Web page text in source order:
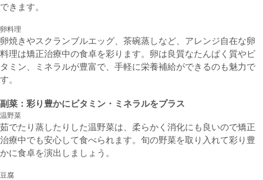
できます。
卵料理
卵焼きやスクランブルエッグ、茶碗蒸しなど、アレンジ自在な卵
料理は矯正治療中の食卓を彩ります。卵は良質なたんぱく質やビ
タミン、ミネラルが豊富で、手軽に栄養補給ができるのも魅力で
す。
副菜：彩り豊かにビタミン・ミネラルをプラス
温野菜
茹でたり蒸したりした温野菜は、柔らかく消化にも良いので矯正
治療中でも安心して食べられます。旬の野菜を取り入れて彩り豊
かに食卓を演出しましょう。
豆腐